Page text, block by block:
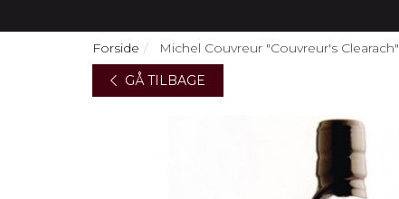
Forside
Michel Couvreur "Couvreur's Clearach"
GÅ TILBAGE